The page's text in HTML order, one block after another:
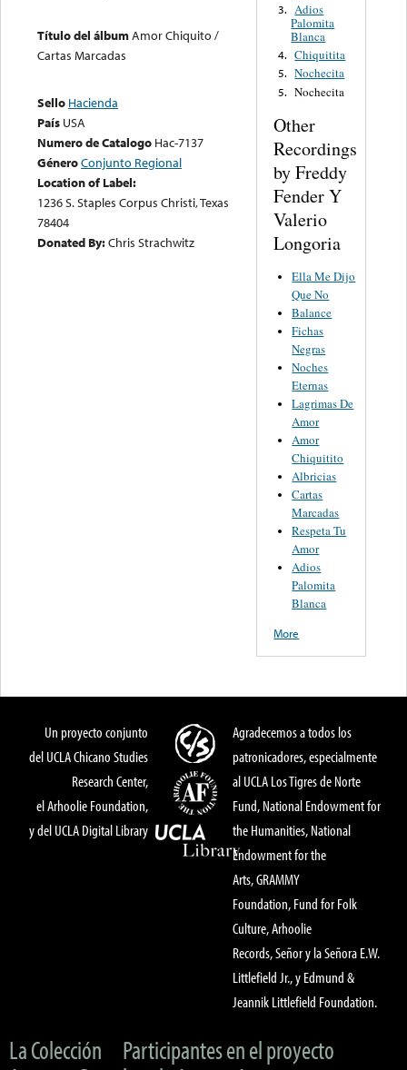
Título del álbumAmor Chiquito /
Cartas Marcadas
Sello Hacienda
País USA
Numero de Catalogo Hac-7137
GéneroConjunto Regional
Location of Label:
1236 S. Staples Corpus Christi, Texas
78404
Donated By:Chris Strachwitz
3. Adios
Palomita
Blanca
4. Chiquitita
5. Nochecita
5. Nochecita
Other
Recordings
by Freddy
Fender Y
Valerio
Longoria
Ella Me Dijo
Que No
Balance
Fichas
Negras
Noches
Eternas
Lagrimas De
Amor
Amor
Chiquitito
Albricias
Cartas
Marcadas
Respeta Tu
Amor
Adios
Palomita
Blanca
More
Un proyecto conjunto
del UCLA Chicano Studies
Research Center,
el Arhoolie Foundation,
y del UCLA Digital Library
Agradecemos a todos los
patronicadores, especialmente
al UCLA Los Tigres de Norte
Fund, National Endowment for
the Humanities, National
Endowment for the
Arts, GRAMMY
Foundation, Fund for Folk
Culture, Arhoolie
Records, Señor y la Señora E.W.
Littlefield Jr., y Edmund &
Jeannik Littlefield Foundation.
La Colección
Participantes en el proyecto